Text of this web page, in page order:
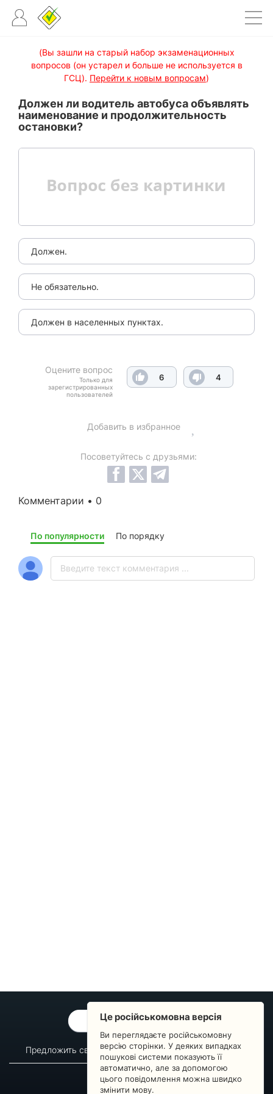
(Вы зашли на старый набор экзаменационных
вопросов (он устарел и больше не используется в
ГСЦ). Перейти к новым вопросам)
Должен ли водитель автобуса объявлять
наименование и продолжительность
остановки?
Должен.
Не обязательно.
Должен в населенных пунктах.
Оцените вопрос
Только для
зарегистрированных
пользователей
6 4
Добавить в избранное
Посоветуйтесь с друзьями:
Комментарии • 0
По популярности По порядку
ОБРАТНАЯ СВЯЗЬ
Предложить свой вопрос Статистика изменений
О сервисе
Преподавателям
Новости
Пульс страны
Це російськомовна версія
Ви переглядаєте російськомовну
версію сторінки. У деяких випадках
пошукові системи показують її
автоматично, але за допомогою
цього повідомлення можна швидко
змінити мову.